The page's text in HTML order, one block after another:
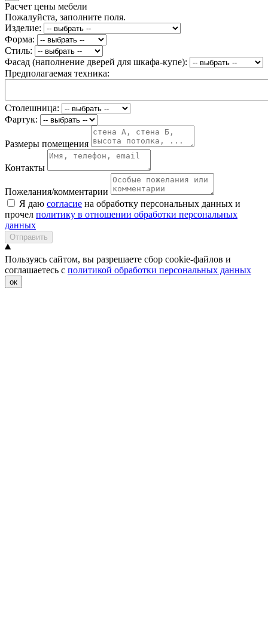
Расчет цены мебели
Пожалуйста, заполните поля.
Изделие:
Форма:
Стиль:
Фасад (наполнение дверей для шкафа-купе):
Предполагаемая техника:
Столешница:
Фартук:
Размеры помещения
Контакты
Пожелания/комментарии
Я даю согласие на обработку персональных данных и
прочел политику в отношении обработки персональных
данных
Отправить
Пользуясь сайтом, вы разрешаете сбор cookie-файлов и
соглашаетесь с политикой обработки персональных данных
ок